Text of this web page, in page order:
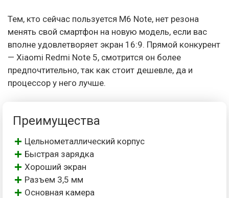
Тем, кто сейчас пользуется M6 Note, нет резона
менять свой смартфон на новую модель, если вас
вполне удовлетворяет экран 16:9. Прямой конкурент
— Xiaomi Redmi Note 5, смотрится он более
предпочтительно, так как стоит дешевле, да и
процессор у него лучше.
Преимущества
Цельнометаллический корпус
Быстрая зарядка
Хороший экран
Разъем 3,5 мм
Основная камера